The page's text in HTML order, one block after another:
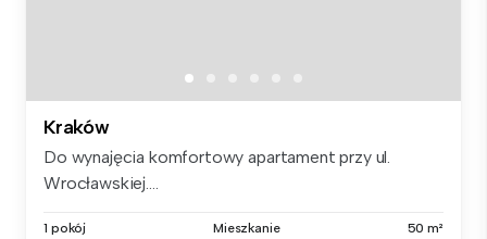
Kraków
Do wynajęcia komfortowy apartament przy ul.
Wrocławskiej....
1 pokój Mieszkanie 50 m²